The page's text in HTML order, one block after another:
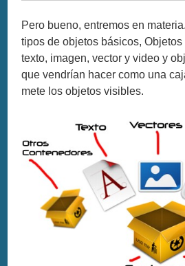
Pero bueno, entremos en
tipos de objetos básicos,
texto, imagen, vector y video y
que vendrían hacer como una
mete los objetos visibles.